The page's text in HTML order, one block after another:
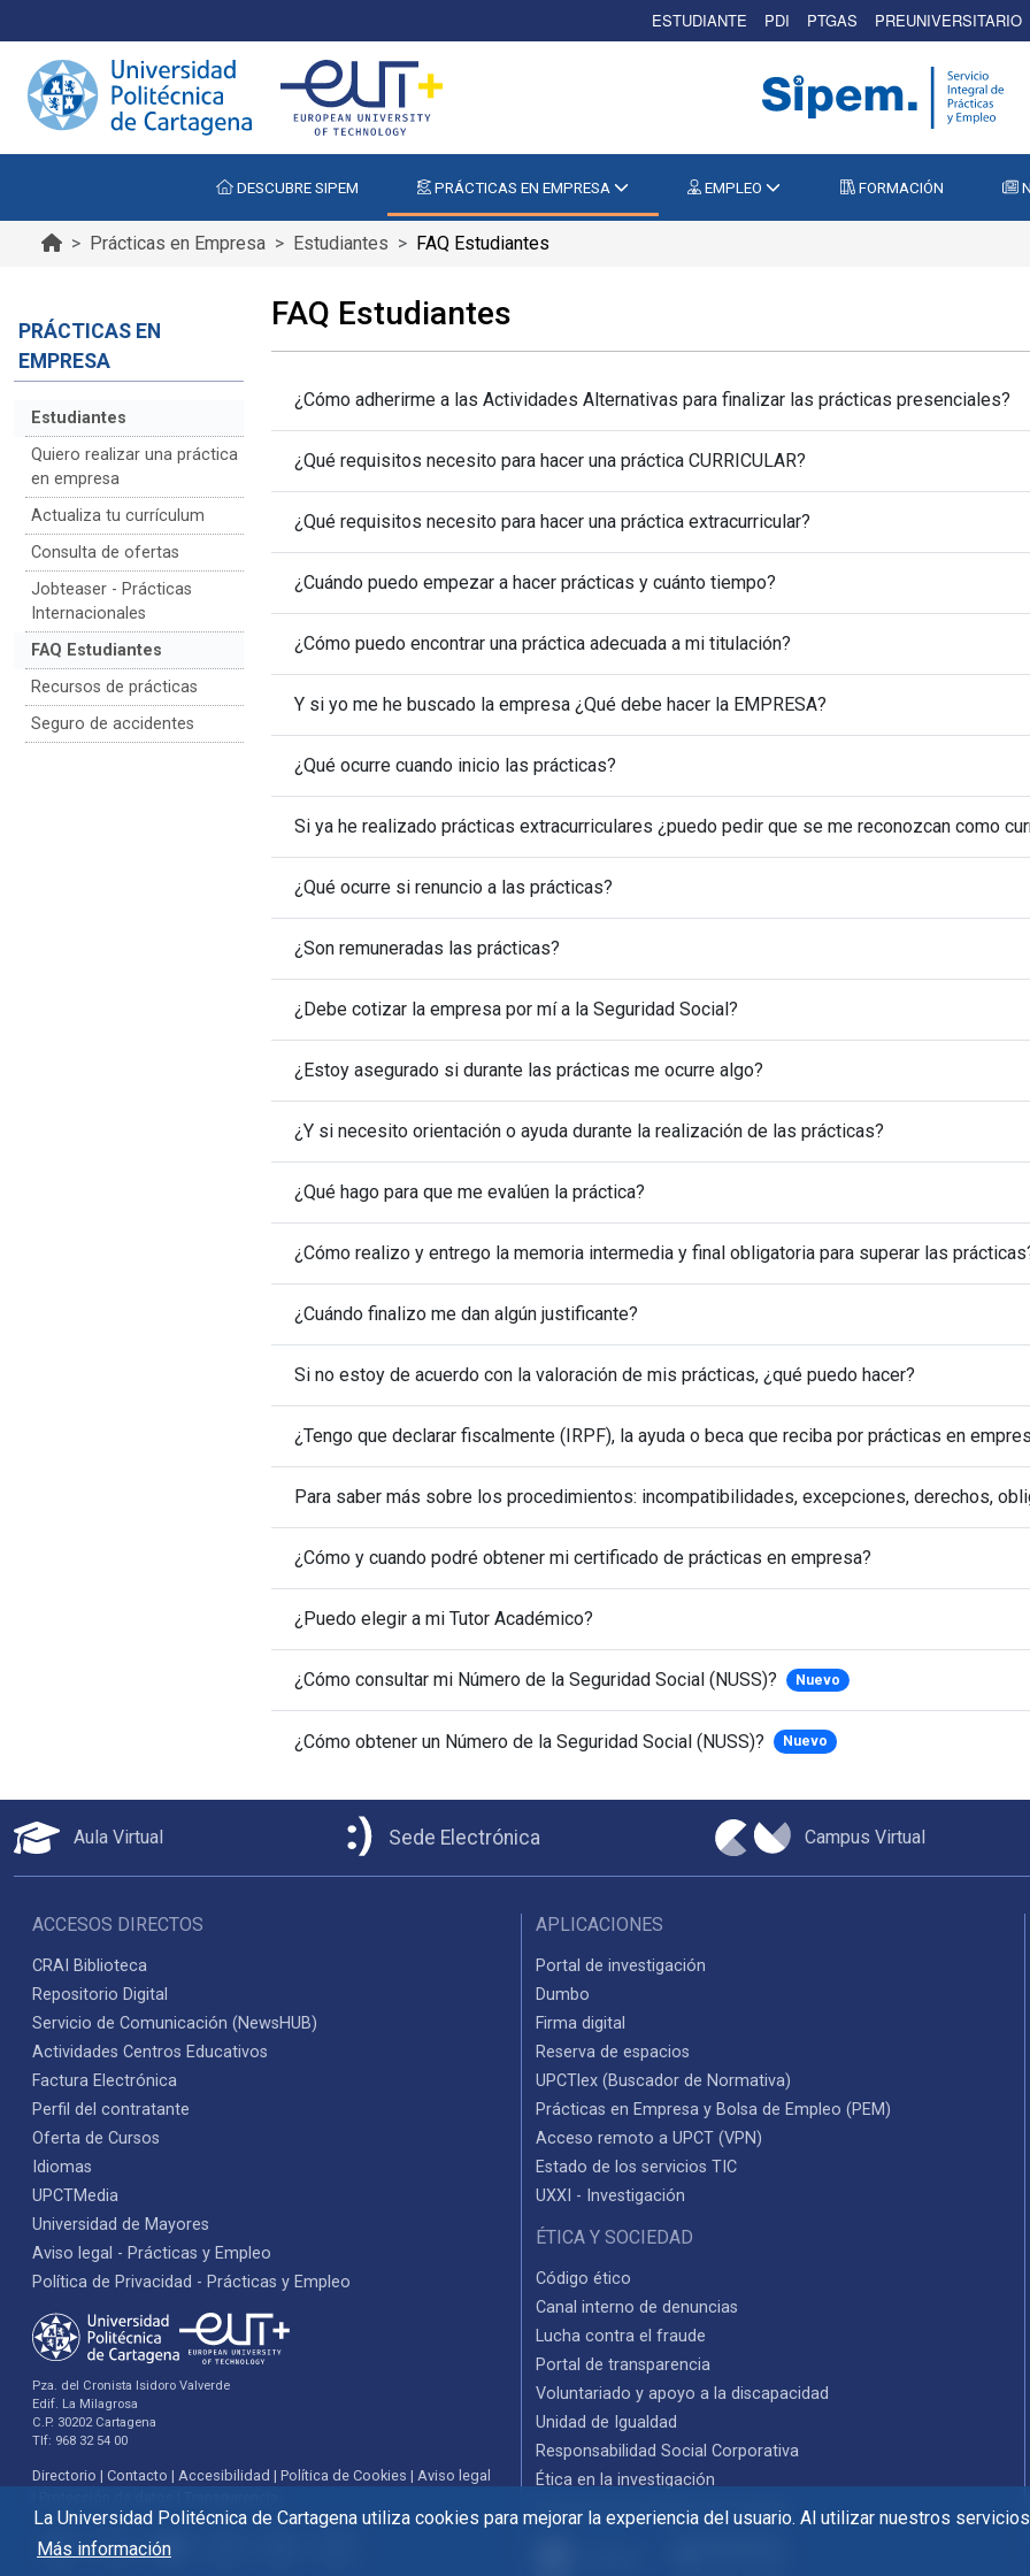
La Universidad Politécnica de Cartagena utiliza cookies para mejorar la experiencia del usuario. Al utilizar nuestros
Más información
ESTUDIANTE PDI PTGAS PREUNIVERSITARIO
DESCUBRE SIPEM PRÁCTICAS EN EMPRESA EMPLEO FORMACIÓN
Prácticas en Empresa Estudiantes FAQ Estudiantes
PRÁCTICAS EN
EMPRESA
Estudiantes
Quiero realizar una práctica
en empresa
Actualiza tu currículum
Consulta de ofertas
Jobteaser - Prácticas
Internacionales
FAQ Estudiantes
Recursos de prácticas
Seguro de accidentes
FAQ Estudiantes
¿Cómo adherirme a las Actividades Alternativas para finalizar las prácticas presenciales?
¿Qué requisitos necesito para hacer una práctica CURRICULAR?
¿Qué requisitos necesito para hacer una práctica extracurricular?
¿Cuándo puedo empezar a hacer prácticas y cuánto tiempo?
¿Cómo puedo encontrar una práctica adecuada a mi titulación?
Y si yo me he buscado la empresa ¿Qué debe hacer la EMPRESA?
¿Qué ocurre cuando inicio las prácticas?
Si ya he realizado prácticas extracurriculares ¿puedo pedir que se me reconozcan como
¿Qué ocurre si renuncio a las prácticas?
¿Son remuneradas las prácticas?
¿Debe cotizar la empresa por mí a la Seguridad Social?
¿Estoy asegurado si durante las prácticas me ocurre algo?
¿Y si necesito orientación o ayuda durante la realización de las prácticas?
¿Qué hago para que me evalúen la práctica?
¿Cómo realizo y entrego la memoria intermedia y final obligatoria para superar las
¿Cuándo finalizo me dan algún justificante?
Si no estoy de acuerdo con la valoración de mis prácticas, ¿qué puedo hacer?
¿Tengo que declarar fiscalmente (IRPF), la ayuda o beca que reciba por prácticas en
Para saber más sobre los procedimientos: incompatibilidades, excepciones, derechos,
¿Cómo y cuando podré obtener mi certificado de prácticas en empresa?
¿Puedo elegir a mi Tutor Académico?
¿Cómo consultar mi Número de la Seguridad Social (NUSS)? Nuevo
¿Cómo obtener un Número de la Seguridad Social (NUSS)? Nuevo
Aula Virtual Sede Electrónica Campus Virtual
ACCESOS DIRECTOS
CRAI Biblioteca
Repositorio Digital
Servicio de Comunicación (NewsHUB)
Actividades Centros Educativos
Factura Electrónica
Perfil del contratante
Oferta de Cursos
Idiomas
UPCTMedia
Universidad de Mayores
Aviso legal - Prácticas y Empleo
Política de Privacidad - Prácticas y Empleo
Pza. del Cronista Isidoro Valverde
Edif. La Milagrosa
C.P. 30202 Cartagena
Tlf: 968 32 54 00
Directorio Contacto Accesibilidad Política de Cookies
Aviso legal
APLICACIONES
Portal de investigación
Dumbo
Firma digital
Reserva de espacios
UPCTlex (Buscador de Normativa)
Prácticas en Empresa y Bolsa de Empleo (PEM)
Acceso remoto a UPCT (VPN)
Estado de los servicios TIC
UXXI - Investigación
ÉTICA Y SOCIEDAD
Código ético
Canal interno de denuncias
Lucha contra el fraude
Portal de transparencia
Voluntariado y apoyo a la discapacidad
Unidad de Igualdad
Responsabilidad Social Corporativa
Ética en la investigación
Informes de rendición de cuentas